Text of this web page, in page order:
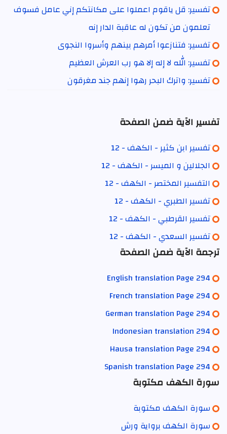
تفسير: قل ياقوم اعملوا على مكانتكم إني عامل فسوف
تعلمون من تكون له عاقبة الدار إنه
تفسير: فتنازعوا أمرهم بينهم وأسروا النجوى
تفسير: الله لا إله إلا هو رب العرش العظيم
تفسير: واترك البحر رهوا إنهم جند مغرقون
تفسير الآية ضمن الصفحة
تفسير ابن كثير - الكهف - 12
الجلالين و الميسر - الكهف - 12
التفسير المختصر - الكهف - 12
تفسير الطبري - الكهف - 12
تفسير القرطبي - الكهف - 12
تفسير السعدي - الكهف - 12
ترجمة الآية ضمن الصفحة
English translation Page 294
French translation Page 294
German translation Page 294
Indonesian translation 294
Hausa translation Page 294
Spanish translation Page 294
سورة الكهف مكتوبة
سورة الكهف مكتوبة
سورة الكهف برواية ورش